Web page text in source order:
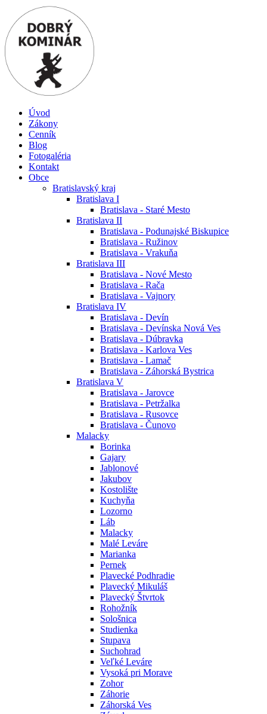
Úvod
Zákony
Cenník
Blog
Fotogaléria
Kontakt
Obce
Bratislavský kraj
Bratislava I
Bratislava - Staré Mesto
Bratislava II
Bratislava - Podunajské Biskupice
Bratislava - Ružinov
Bratislava - Vrakuňa
Bratislava III
Bratislava - Nové Mesto
Bratislava - Rača
Bratislava - Vajnory
Bratislava IV
Bratislava - Devín
Bratislava - Devínska Nová Ves
Bratislava - Dúbravka
Bratislava - Karlova Ves
Bratislava - Lamač
Bratislava - Záhorská Bystrica
Bratislava V
Bratislava - Jarovce
Bratislava - Petržalka
Bratislava - Rusovce
Bratislava - Čunovo
Malacky
Borinka
Gajary
Jablonové
Jakubov
Kostolište
Kuchyňa
Lozorno
Láb
Malacky
Malé Leváre
Marianka
Pernek
Plavecké Podhradie
Plavecký Mikuláš
Plavecký Štvrtok
Rohožník
Sološnica
Studienka
Stupava
Suchohrad
Veľké Leváre
Vysoká pri Morave
Zohor
Záhorie
Záhorská Ves